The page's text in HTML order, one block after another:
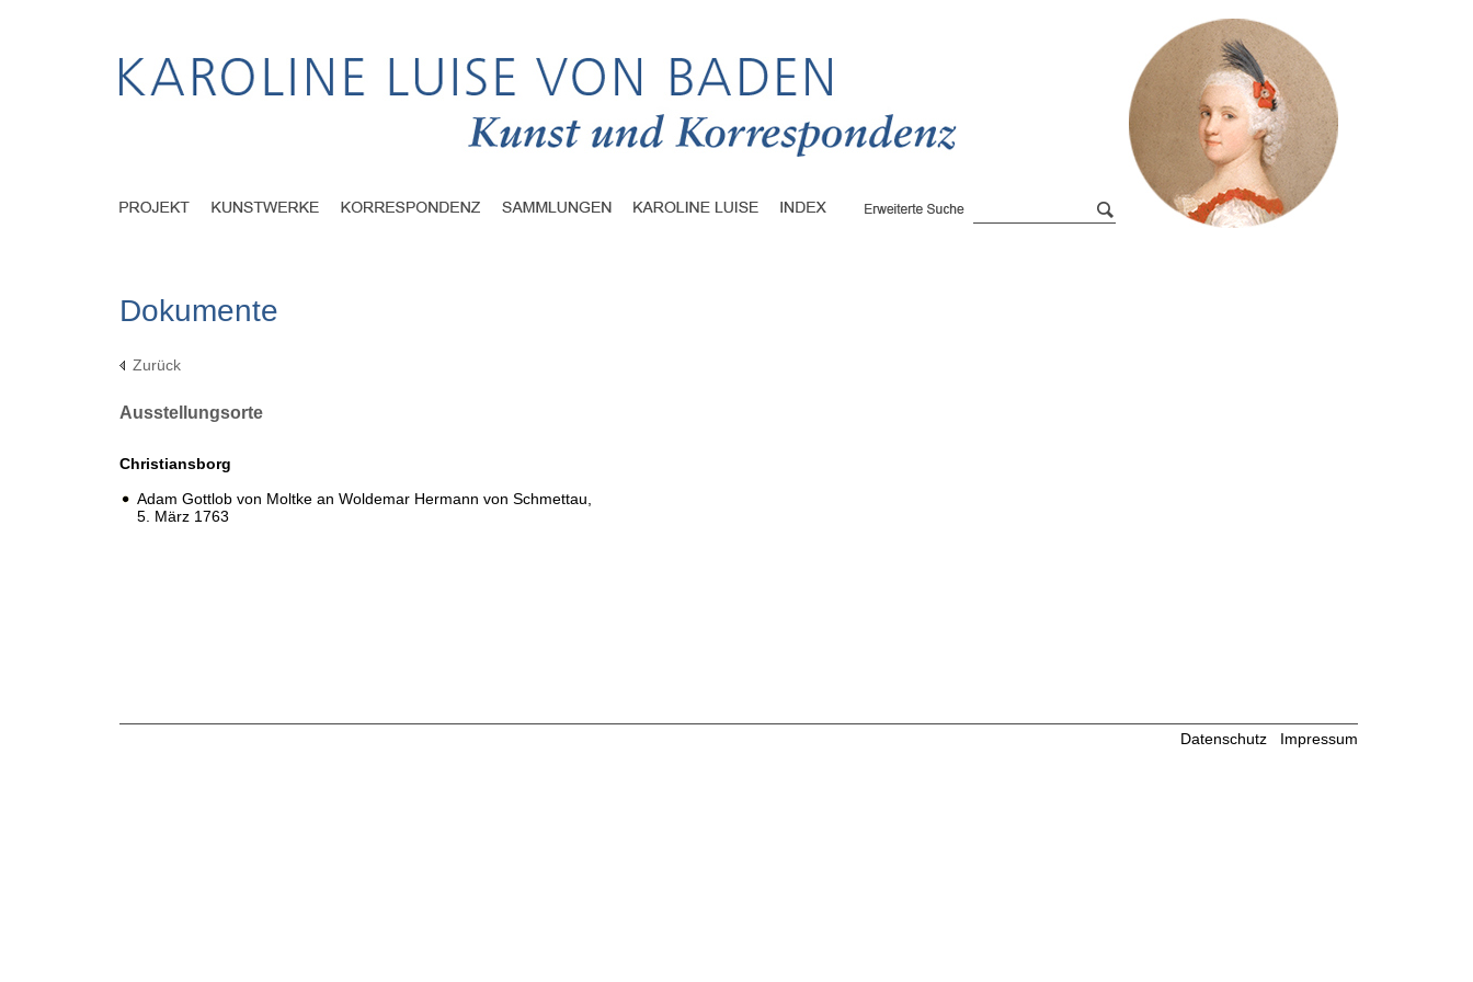
Dokumente
Zurück
Ausstellungsorte
Christiansborg
Adam Gottlob von Moltke an Woldemar Hermann von Schmettau,
5. März 1763
Datenschutz Impressum